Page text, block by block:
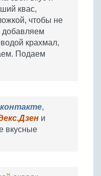
квас,
чтобы не
добавляем
крахмал,
Подаем
,
и
вкусные